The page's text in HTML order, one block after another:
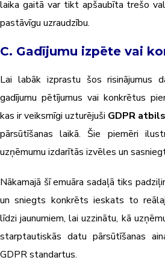
laika gaitā var tikt apšaubīta trešo
pastāvīgu uzraudzību.
C. Gadījumu izpēte vai
Lai labāk izprastu šos risinājumus
gadījumu pētījumus vai konkrētus
kas ir veiksmīgi uzturējuši GDPR
pārsūtīšanas laikā. Šie piemēri
uzņēmumu izdarītās izvēles un
Nākamajā šī emuāra sadaļā tiks
un sniegts konkrēts ieskats to
līdzi jaunumiem, lai uzzinātu, kā
starptautiskās datu pārsūtīšanas
GDPR standartus.